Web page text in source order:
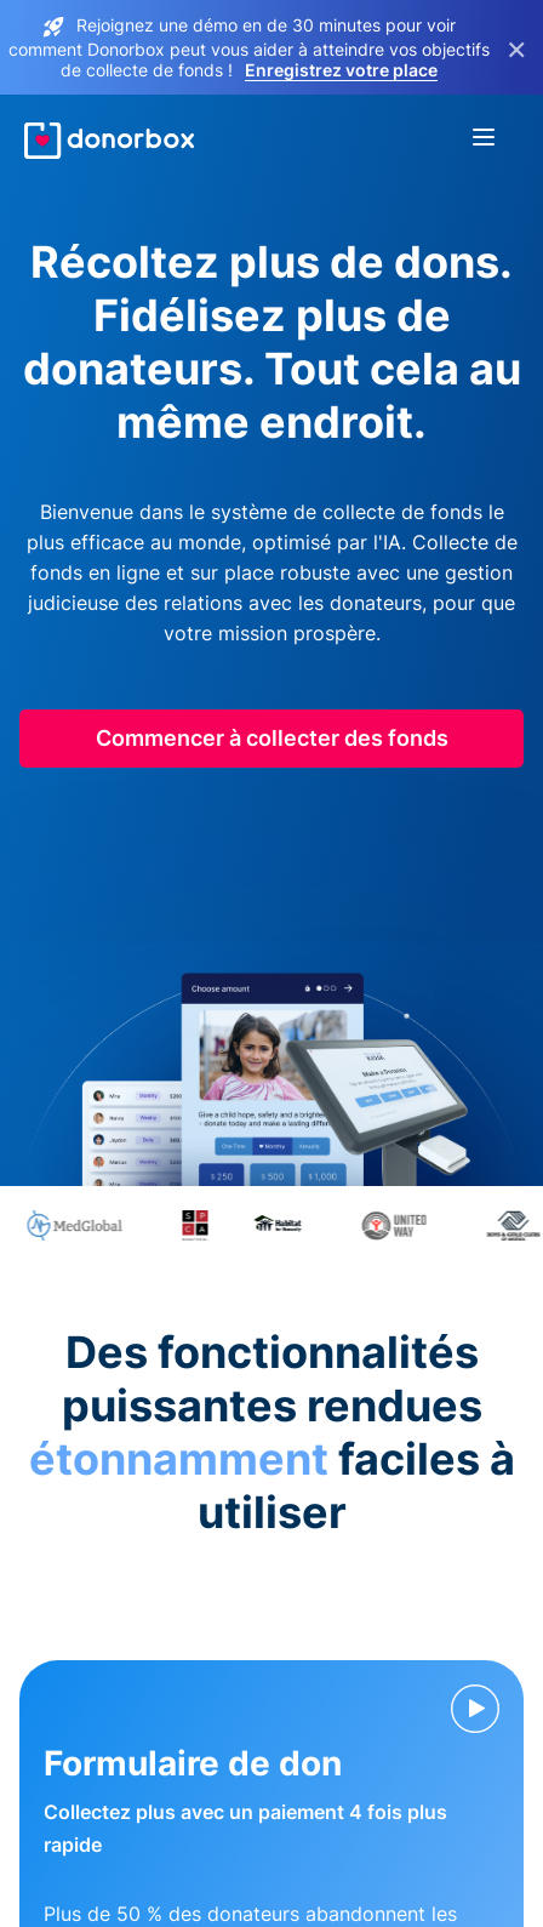
Rejoignez une démo en de 30 minutes pour voir
comment Donorbox peut vous aider à atteindre vos objectifs
de collecte de fonds !
Enregistrez votre place
×
Récoltez plus de dons.
Fidélisez plus de
donateurs. Tout cela au
même endroit.
Bienvenue dans le système de collecte de fonds le
plus efficace au monde, optimisé par l'IA. Collecte de
fonds en ligne et sur place robuste avec une gestion
judicieuse des relations avec les donateurs, pour que
votre mission prospère.
Commencer à collecter des fonds
Des fonctionnalités
puissantes rendues
étonnamment faciles à
utiliser
Formulaire de don
Collectez plus avec un paiement 4 fois plus
rapide
Plus de 50 % des donateurs abandonnent les